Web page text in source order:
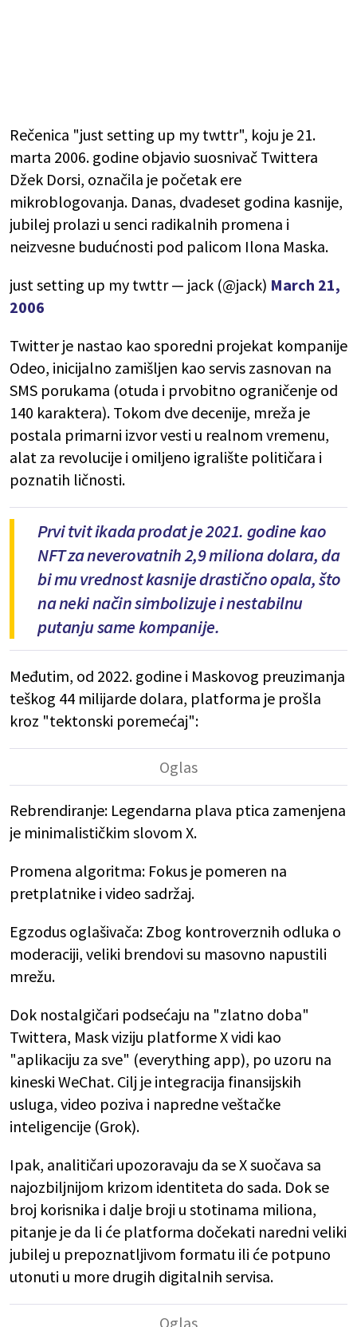
Rečenica "just setting up my twttr", koju je 21.
marta 2006. godine objavio suosnivač Twittera
Džek Dorsi, označila je početak ere
mikroblogovanja. Danas, dvadeset godina kasnije,
jubilej prolazi u senci radikalnih promena i
neizvesne budućnosti pod palicom Ilona Maska.
just setting up my twttr — jack (@jack) March 21,
2006
Twitter je nastao kao sporedni projekat kompanije
Odeo, inicijalno zamišljen kao servis zasnovan na
SMS porukama (otuda i prvobitno ograničenje od
140 karaktera). Tokom dve decenije, mreža je
postala primarni izvor vesti u realnom vremenu,
alat za revolucije i omiljeno igralište političara i
poznatih ličnosti.
Prvi tvit ikada prodat je 2021. godine kao
NFT za neverovatnih 2,9 miliona dolara, da
bi mu vrednost kasnije drastično opala, što
na neki način simbolizuje i nestabilnu
putanju same kompanije.
Međutim, od 2022. godine i Maskovog preuzimanja
teškog 44 milijarde dolara, platforma je prošla
kroz "tektonski poremećaj":
Rebrendiranje: Legendarna plava ptica zamenjena
je minimalističkim slovom X.
Promena algoritma: Fokus je pomeren na
pretplatnike i video sadržaj.
Egzodus oglašivača: Zbog kontroverznih odluka o
moderaciji, veliki brendovi su masovno napustili
mrežu.
Dok nostalgičari podsećaju na "zlatno doba"
Twittera, Mask viziju platforme X vidi kao
"aplikaciju za sve" (everything app), po uzoru na
kineski WeChat. Cilj je integracija finansijskih
usluga, video poziva i napredne veštačke
inteligencije (Grok).
Ipak, analitičari upozoravaju da se X suočava sa
najozbiljnijom krizom identiteta do sada. Dok se
broj korisnika i dalje broji u stotinama miliona,
pitanje je da li će platforma dočekati naredni veliki
jubilej u prepoznatljivom formatu ili će potpuno
utonuti u more drugih digitalnih servisa.